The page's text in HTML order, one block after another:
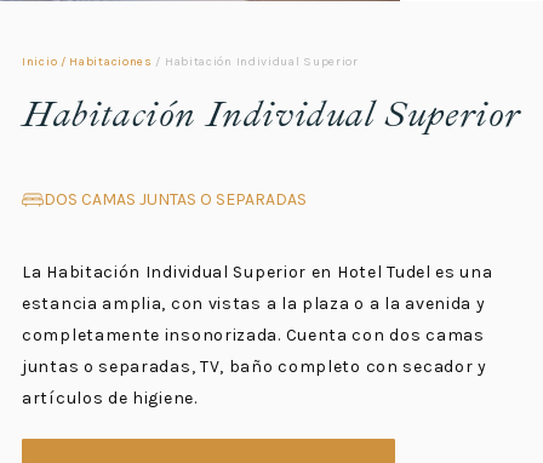
Inicio / Habitaciones / Habitación Individual Superior
Habitación Individual Superior
DOS CAMAS JUNTAS O SEPARADAS
La Habitación Individual Superior en Hotel Tudel es una
estancia amplia, con vistas a la plaza o a la avenida y
completamente insonorizada. Cuenta con dos camas
juntas o separadas, TV, baño completo con secador y
artículos de higiene.